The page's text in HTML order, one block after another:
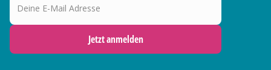
Jetzt anmelden